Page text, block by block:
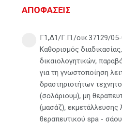
ΑΠΟΦΑΣΕΙΣ
Γ1,Δ1/Γ.Π./οικ.37129/
Καθορισμός
δικαιολογητικών,
για τη γνωστοποίηση
δραστηριοτήτων
(σολάριουμ), μη
(μασάζ), εκμετάλλευσης
θεραπευτικού spa -